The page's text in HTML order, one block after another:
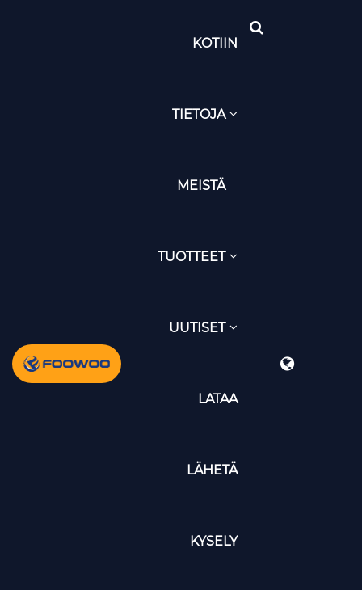
KOTIIN
TIETOJA
MEISTÄ
TUOTTEET
UUTISET
LATAA
LÄHETÄ
KYSELY